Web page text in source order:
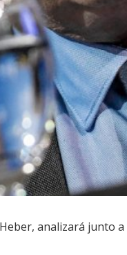
analizará junto